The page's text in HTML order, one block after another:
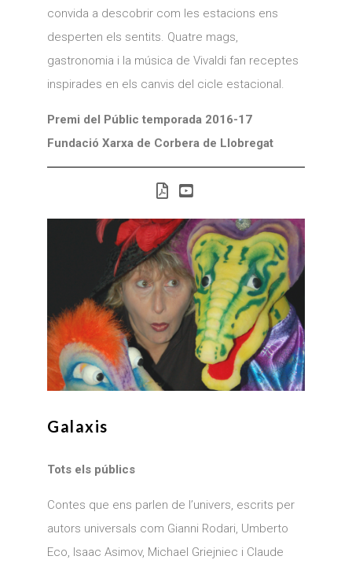
convida a descobrir com les estacions ens
desperten els sentits. Quatre mags,
gastronomia i la música de Vivaldi fan receptes
inspirades en els canvis del cicle estacional.
Premi del Públic temporada 2016-17
Fundació Xarxa de Corbera de Llobregat
Galaxis
Tots els públics
Contes que ens parlen de l’univers, escrits per
autors universals com Gianni Rodari, Umberto
Eco, Isaac Asimov, Michael Griejniec i Claude